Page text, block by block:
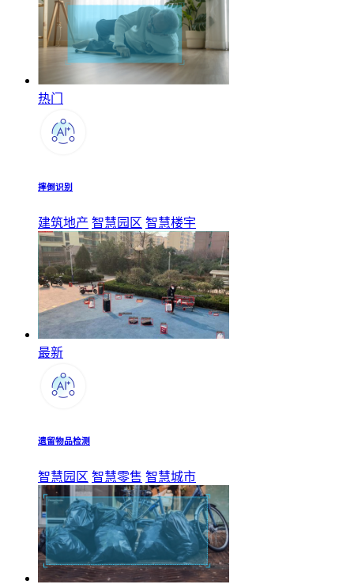
热门
摔倒识别
建筑地产 智慧园区 智慧楼宇
最新
遗留物品检测
智慧园区 智慧零售 智慧城市